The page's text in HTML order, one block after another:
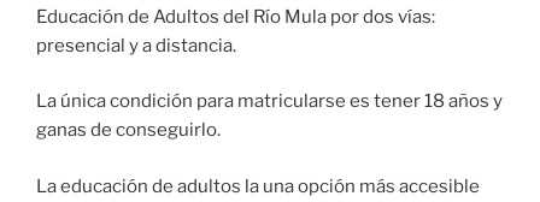
Educación de Adultos del Río Mula por dos vías:
presencial y a distancia.
La única condición para matricularse es tener 18 años y
ganas de conseguirlo.
La educación de adultos la una opción más accesible